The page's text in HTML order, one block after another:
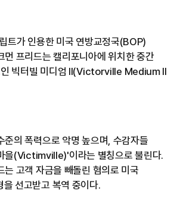
트가 인용한 미국 연방교정국(BOP)
먼 프리드는 캘리포니아에 위치한 중간
인 빅터빌 미디엄 II(Victorville Medium II
준의 폭력으로 악명 높으며, 수감자들
을(Victimville)'이라는 별칭으로 불린다.
는 고객 자금을 빼돌린 혐의로 미국
선고받고 복역 중이다.